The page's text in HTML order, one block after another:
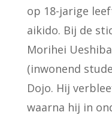
op 18-jarige
aikido. Bij de
Morihei
(inwonend
Dojo. Hij
waarna hij in